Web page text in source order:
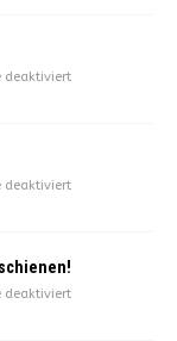
deaktiviert
deaktiviert
deaktiviert